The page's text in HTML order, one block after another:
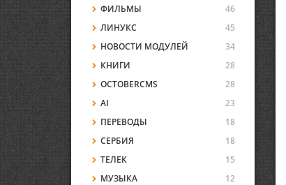
ФИЛЬМЫ
46
ЛИНУКС
45
НОВОСТИ МОДУЛЕЙ
34
КНИГИ
28
OCTOBERCMS
28
AI
23
ПЕРЕВОДЫ
18
СЕРБИЯ
18
ТЕЛЕК
15
МУЗЫКА
12